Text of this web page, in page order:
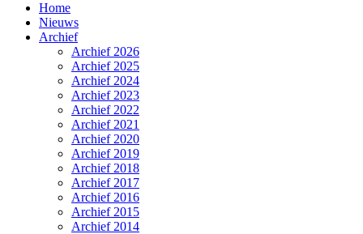
Home
Nieuws
Archief
Archief 2026
Archief 2025
Archief 2024
Archief 2023
Archief 2022
Archief 2021
Archief 2020
Archief 2019
Archief 2018
Archief 2017
Archief 2016
Archief 2015
Archief 2014